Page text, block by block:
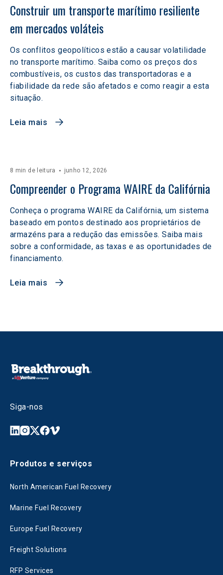
Construir um transporte marítimo resiliente
em mercados voláteis
Os conflitos geopolíticos estão a causar volatilidade
no transporte marítimo. Saiba como os preços dos
combustíveis, os custos das transportadoras e a
fiabilidade da rede são afetados e como reagir a esta
situação.
Leia mais
8 min de leitura junho 12, 2026
Compreender o Programa WAIRE da Califórnia
Conheça o programa WAIRE da Califórnia, um sistema
baseado em pontos destinado aos proprietários de
armazéns para a redução das emissões. Saiba mais
sobre a conformidade, as taxas e as oportunidades de
financiamento.
Leia mais
Siga-nos
Produtos e serviços
North American Fuel Recovery
Marine Fuel Recovery
Europe Fuel Recovery
Freight Solutions
RFP Services